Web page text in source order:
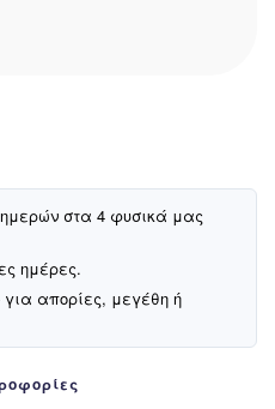
ημερών στα 4 φυσικά μας
ημέρες.
απορίες, μεγέθη ή